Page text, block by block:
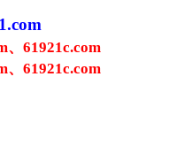
、61921c.com
、61921c.com